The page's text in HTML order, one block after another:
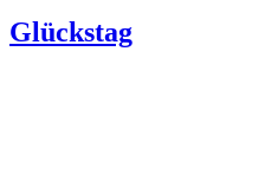
Glückstag